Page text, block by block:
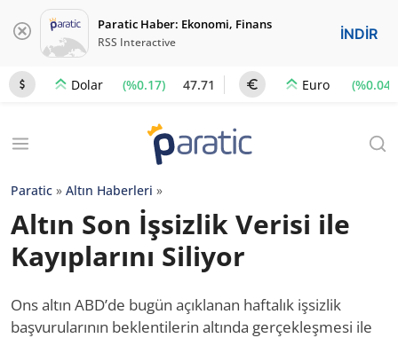
Paratic Haber: Ekonomi, Finans
RSS Interactive İNDİR
Dolar (%0.17) 47.71 Euro (%0.04)
Paratic » Altın Haberleri »
Altın Son İşsizlik Verisi ile
Kayıplarını Siliyor
Ons altın ABD’de bugün açıklanan haftalık işsizlik
başvurularının beklentilerin altında gerçekleşmesi ile